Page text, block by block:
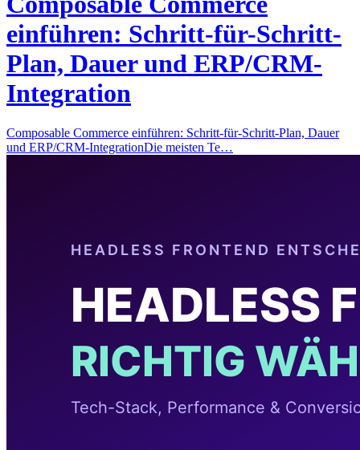
einführen: Schritt-für-Schritt-
Plan, Dauer und ERP/CRM-
Integration
Composable Commerce einführen: Schritt-für-Schritt-Plan, Dauer
und ERP/CRM-IntegrationDie meisten Te…